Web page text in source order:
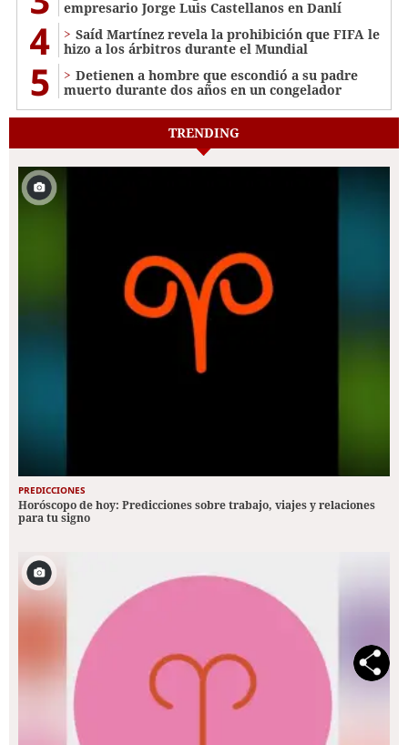
empresario Jorge Luis Castellanos en Danlí
4
Saíd Martínez revela la prohibición que FIFA le
hizo a los árbitros durante el Mundial
5
Detienen a hombre que escondió a su padre
muerto durante dos años en un congelador
TRENDING
PREDICCIONES
Horóscopo de hoy: Predicciones sobre trabajo, viajes y relaciones
para tu signo